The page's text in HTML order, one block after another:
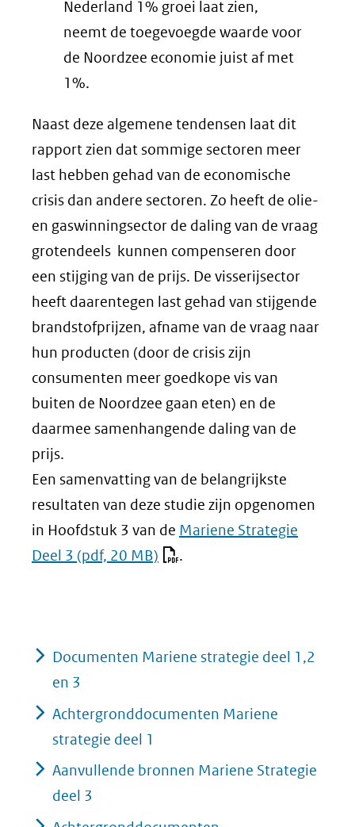
Nederland 1% groei laat zien,
neemt de toegevoegde waarde voor
de Noordzee economie juist af met
1%.
Naast deze algemene tendensen laat dit
rapport zien dat sommige sectoren meer
last hebben gehad van de economische
crisis dan andere sectoren. Zo heeft de olie-
en gaswinningsector de daling van de vraag
grotendeels kunnen compenseren door
een stijging van de prijs. De visserijsector
heeft daarentegen last gehad van stijgende
brandstofprijzen, afname van de vraag naar
hun producten (door de crisis zijn
consumenten meer goedkope vis van
buiten de Noordzee gaan eten) en de
daarmee samenhangende daling van de
prijs.
Een samenvatting van de belangrijkste
resultaten van deze studie zijn opgenomen
in Hoofdstuk 3 van de Mariene Strategie
Deel 3 (pdf, 20 MB) .
Documenten Mariene strategie deel 1,2
en 3
Achtergronddocumenten Mariene
strategie deel 1
Aanvullende bronnen Mariene Strategie
deel 3